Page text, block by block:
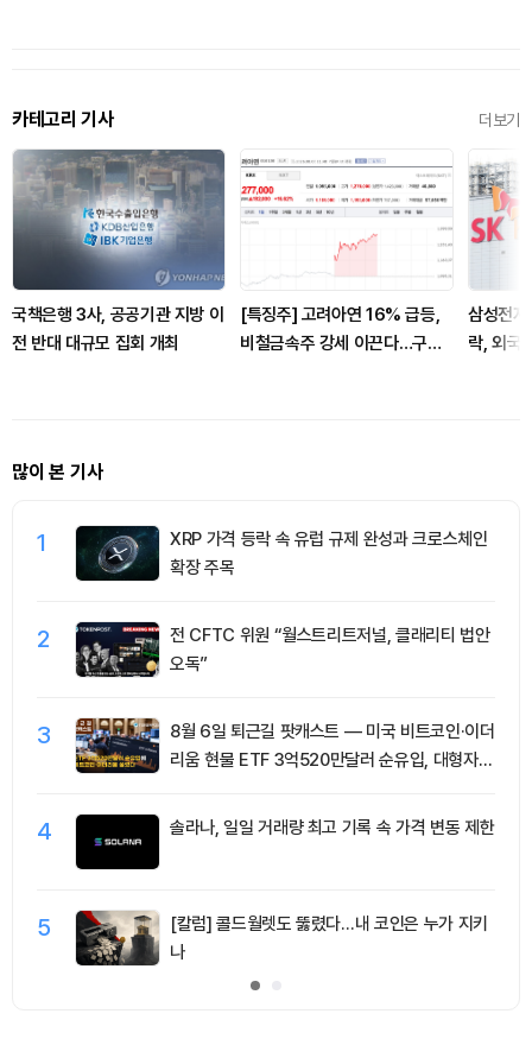
카테고리 기사 더보기
국책은행 3사, 공공기관 지방 이
전 반대 대규모 집회 개최
[특징주] 고려아연 16% 급등,
비철금속주 강세 이끈다…구리
삼성전자
락, 외국
많이 본 기사
1
XRP 가격 등락 속 유럽 규제 완성과 크로스체인
확장 주목
2
전 CFTC 위원 “월스트리트저널, 클래리티 법안
오독”
3
8월 6일 퇴근길 팟캐스트 — 미국 비트코인·이더
리움 현물 ETF 3억520만달러 순유입, 대형자산
4 솔라나, 일일 거래량 최고 기록 속 가격 변동 제한
5
[칼럼] 콜드월렛도 뚫렸다…내 코인은 누가 지키
나